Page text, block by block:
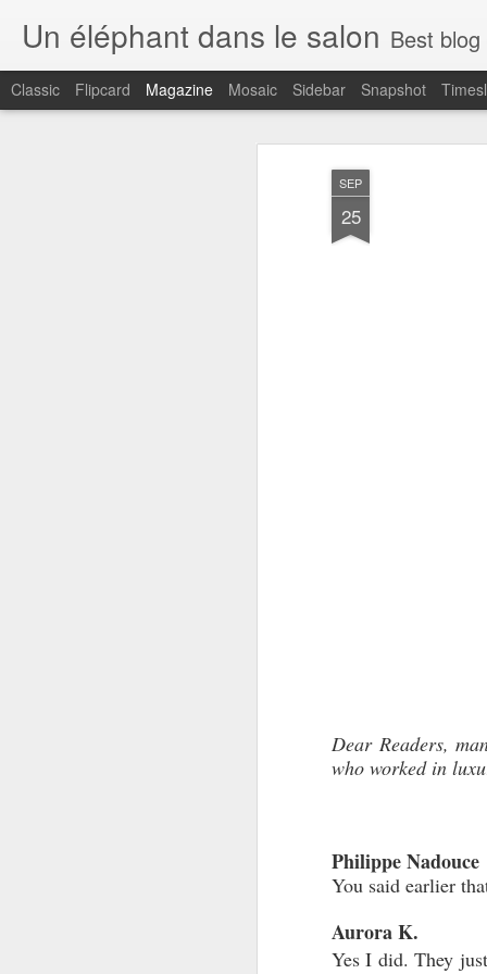
SEP
25
Dear Readers,
who worked in
Philippe Nadouce
You said earlier
Aurora K.
Yes I did. They
Un éléphant dans le salon Best blog de politique en trois langues. Des
Classic Flipcard Magazine Mosaic Sidebar Snapshot